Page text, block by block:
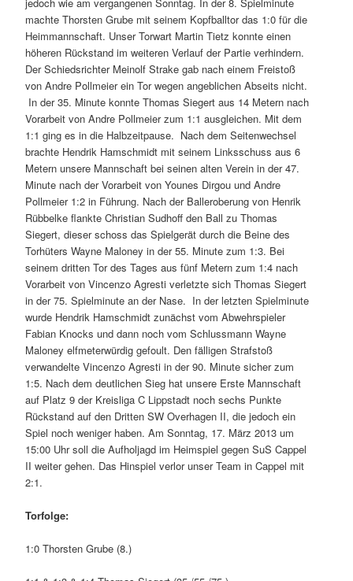
machte Thorsten Grube mit seinem Kopfballtor das 1:0 für die
Heimmannschaft. Unser Torwart Martin Tietz konnte einen
höheren Rückstand im weiteren Verlauf der Partie verhindern.
Der Schiedsrichter Meinolf Strake gab nach einem Freistoß
von Andre Pollmeier ein Tor wegen angeblichen Abseits nicht.
In der 35. Minute konnte Thomas Siegert aus 14 Metern nach
Vorarbeit von Andre Pollmeier zum 1:1 ausgleichen. Mit dem
1:1 ging es in die Halbzeitpause. Nach dem Seitenwechsel
brachte Hendrik Hamschmidt mit seinem Linksschuss aus 6
Metern unsere Mannschaft bei seinen alten Verein in der 47.
Minute nach der Vorarbeit von Younes Dirgou und Andre
Pollmeier 1:2 in Führung. Nach der Balleroberung von Henrik
Rübbelke flankte Christian Sudhoff den Ball zu Thomas
Siegert, dieser schoss das Spielgerät durch die Beine des
Torhüters Wayne Maloney in der 55. Minute zum 1:3. Bei
seinem dritten Tor des Tages aus fünf Metern zum 1:4 nach
Vorarbeit von Vincenzo Agresti verletzte sich Thomas Siegert
in der 75. Spielminute an der Nase. In der letzten Spielminute
wurde Hendrik Hamschmidt zunächst vom Abwehrspieler
Fabian Knocks und dann noch vom Schlussmann Wayne
Maloney elfmeterwürdig gefoult. Den fälligen Strafstoß
verwandelte Vincenzo Agresti in der 90. Minute sicher zum
1:5. Nach dem deutlichen Sieg hat unsere Erste Mannschaft
auf Platz 9 der Kreisliga C Lippstadt noch sechs Punkte
Rückstand auf den Dritten SW Overhagen II, die jedoch ein
Spiel noch weniger haben. Am Sonntag, 17. März 2013 um
15:00 Uhr soll die Aufholjagd im Heimspiel gegen SuS Cappel
II weiter gehen. Das Hinspiel verlor unser Team in Cappel mit
2:1.
Torfolge:
1:0 Thorsten Grube (8.)